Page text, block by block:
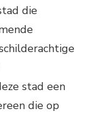
die
stad een
die op